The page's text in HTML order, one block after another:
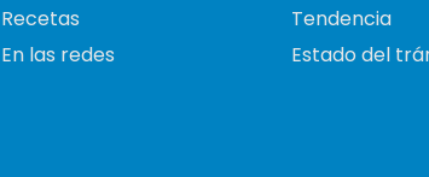
Recetas
En las redes
Tendencia
Estado del